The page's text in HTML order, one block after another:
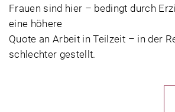
Frauen sind hier – bedingt durch
eine höhere
Quote an Arbeit in Teilzeit – in der
schlechter gestellt.